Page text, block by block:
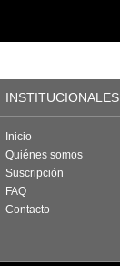
INSTITUCIONALES
Inicio
Quiénes somos
Suscripción
FAQ
Contacto